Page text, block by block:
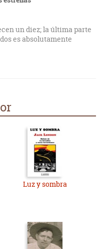
un diez; la última parte
es absolutamente
Luz y sombra